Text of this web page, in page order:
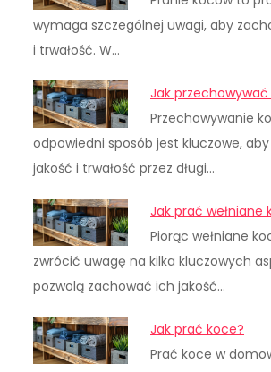
wymaga szczególnej uwagi, aby
i trwałość. W…
Jak
Przechowywanie
odpowiedni sposób jest kluczowe,
jakość i trwałość przez długi…
Jak prać wełniane
Piorąc wełniane
zwrócić uwagę na kilka kluczowych
pozwolą zachować ich jakość…
Jak prać koce?
Prać koce w